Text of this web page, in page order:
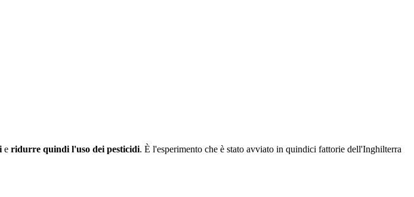
e ridurre quindi l'uso dei pesticidi. È l'esperimento che è stato avviato in quindici fattorie dell'Inghilterra